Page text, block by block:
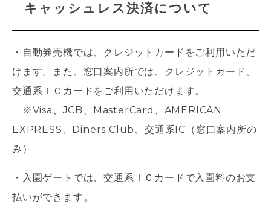
キャッシュレス決済について
・自動券売機では、クレジットカードをご利用いただ
けます。また、窓口案内所では、クレジットカード、
交通系ＩＣカードをご利用いただけます。
※Visa、JCB、 MasterCard、 AMERICAN
EXPRESS、Diners Club、交通系IC（窓口案内所の
み）
・入園ゲートでは、交通系ＩＣカードで入園料のお支
払いができます。